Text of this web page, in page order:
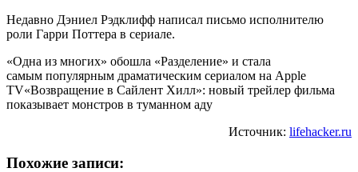
Недавно Дэниел Рэдклифф написал письмо исполнителю
роли Гарри Поттера в сериале.
«Одна из многих» обошла «Разделение» и стала
самым популярным драматическим сериалом на Apple
TV«Возвращение в Сайлент Хилл»: новый трейлер фильма
показывает монстров в туманном аду
Источник: lifehacker.ru
Похожие записи: